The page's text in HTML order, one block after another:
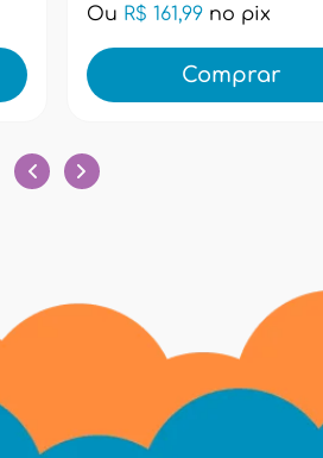
Ou R$ 161,99 no pix
Comprar